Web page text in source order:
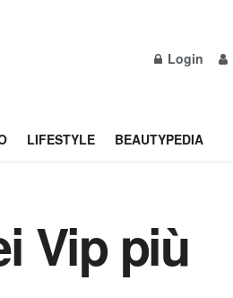
Login
LIFESTYLE BEAUTYPEDIA
Vip più